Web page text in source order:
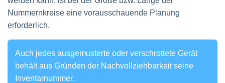
Nummernkreise eine vorausschauende Planung
erforderlich.
Auch jedes ausgemusterte oder verschrottete Gerät
behält aus Gründen der Nachvollziehbarkeit seine
Inventarnummer.